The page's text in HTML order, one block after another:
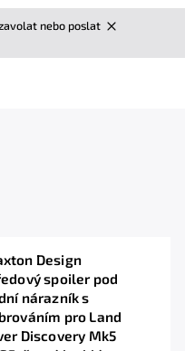
nebo poslat
Design
spoiler pod
nárazník s
pro Land
Discovery Mk5